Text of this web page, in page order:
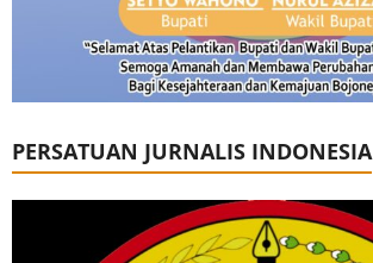
PERSATUAN JURNALIS INDONESIA